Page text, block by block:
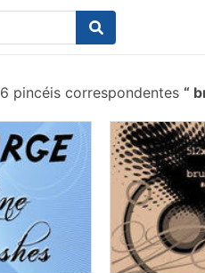
6 pincéis correspondentes